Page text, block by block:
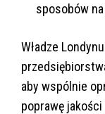
sposobów
Władze
aby wspólnie
poprawę